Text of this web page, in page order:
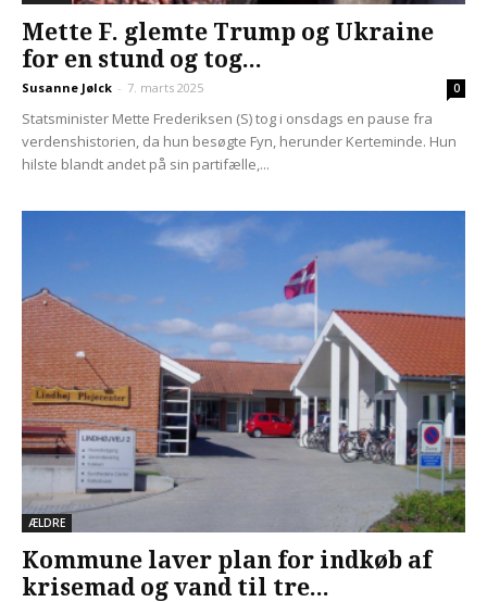
Mette F. glemte Trump og Ukraine
for en stund og tog...
Susanne Jølck - 7. marts 2025 0
Statsminister Mette Frederiksen (S) tog i onsdags en pause fra
verdenshistorien, da hun besøgte Fyn, herunder Kerteminde. Hun
hilste blandt andet på sin partifælle,...
ÆLDRE
Kommune laver plan for indkøb af
krisemad og vand til tre...